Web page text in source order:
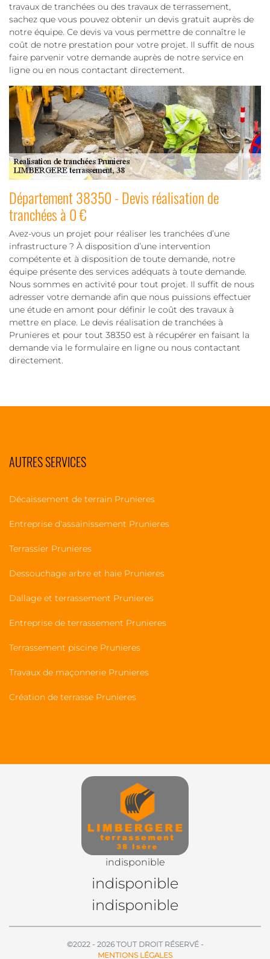
travaux de tranchées ou des travaux de terrassement,
sachez que vous pouvez obtenir un devis gratuit auprès de
notre équipe. Ce devis va vous permettre de connaître le
coût de notre prestation pour votre projet. Il suffit de nous
faire parvenir votre demande auprès de notre service en
ligne ou en nous contactant directement.
Département 38350 - Devis réalisation de
tranchées à 0 €
Avez-vous un projet pour réaliser les tranchées d’une
infrastructure ? À disposition d’une intervention
compétente et à disposition de toute demande, notre
équipe présente des services adéquats à toute demande.
Nous sommes en activité pour tout projet. Il suffit de nous
adresser votre demande afin que nous puissions effectuer
une étude en amont pour définir le coût des travaux à
mettre en place. Le devis réalisation de tranchées à
Prunieres et pour tout 38350 est à récupérer en faisant la
demande via le formulaire en ligne ou nous contactant
directement.
AUTRES SERVICES
Décaissement de terrain Prunieres
Entreprise d'assainissement Prunieres
Terrassier Prunieres
Dessouchage arbre et haie Prunieres
Dallage et terrassement Prunieres
Entreprise de terrassement Prunieres
Terrassement piscine Prunieres
Travaux de maçonnerie Prunieres
Création de terrasse Prunieres
indisponible
indisponible
indisponible
©2022 - 2026 TOUT DROIT RÉSERVÉ -
MENTIONS LÉGALES